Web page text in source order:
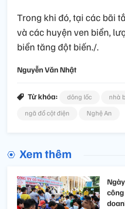
Trong khi đó, tại các bãi
và các huyện ven biển,
biển tăng đột biến./.
Nguyễn Văn Nhật
Từ khóa: dông lốc
nhà
ngã đổ cột điện
Nghệ An
Xem thêm